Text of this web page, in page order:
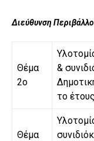
Διεύθυνση
Θέμα
2ο
&
το
Θέμα